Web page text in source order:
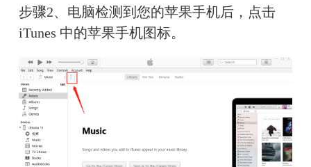
步骤2、电脑检测到您的苹果手机后，点击
iTunes 中的苹果手机图标。